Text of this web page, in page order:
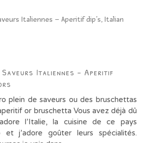
Italiennes – Aperitif
plein de saveurs ou des bruschettas
or bruschetta Vous avez déjà dû
l’Italie, la cuisine de ce pays
et j’adore goûter leurs spécialités.